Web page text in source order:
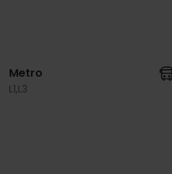
Metro
L1,L3